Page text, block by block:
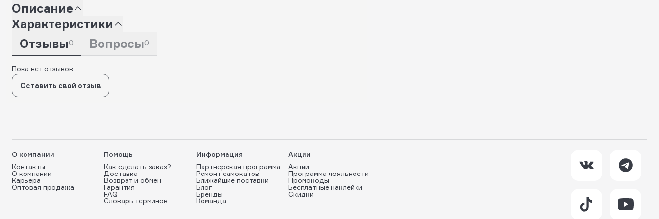
Описание
Характеристики
Отзывы0 Вопросы0
Пока нет отзывов
Оставить свой отзыв
О компании
Контакты
О компании
Карьера
Оптовая продажа
Помощь
Как сделать заказ?
Доставка
Возврат и обмен
Гарантия
FAQ
Словарь терминов
Информация
Партнерская программа
Ремонт самокатов
Ближайшие поставки
Блог
Бренды
Команда
Акции
Акции
Программа лояльности
Промокоды
Бесплатные наклейки
Скидки